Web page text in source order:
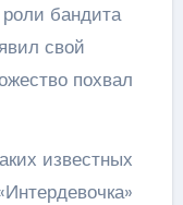
бандита
свой
похвал
известных